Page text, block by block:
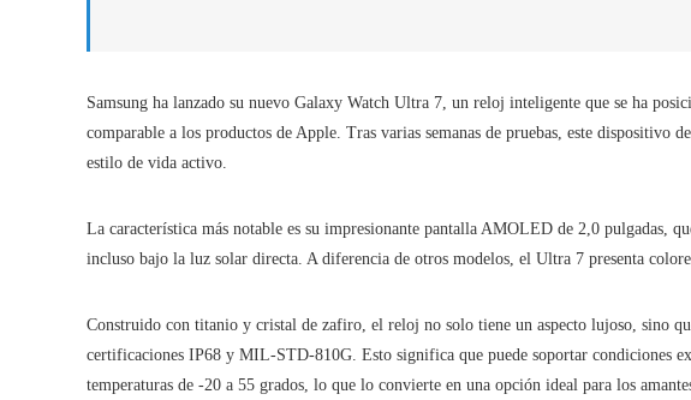
Samsung ha lanzado su nuevo Galaxy Watch Ultra 7, un reloj inteligente que se ha
comparable a los productos de Apple. Tras varias semanas de pruebas, este dispositivo
estilo de vida activo.
La característica más notable es su impresionante pantalla AMOLED de 2,0 pulgadas,
incluso bajo la luz solar directa. A diferencia de otros modelos, el Ultra 7 presenta
Construido con titanio y cristal de zafiro, el reloj no solo tiene un aspecto lujoso, sino
certificaciones IP68 y MIL-STD-810G. Esto significa que puede soportar condiciones
temperaturas de -20 a 55 grados, lo que lo convierte en una opción ideal para los